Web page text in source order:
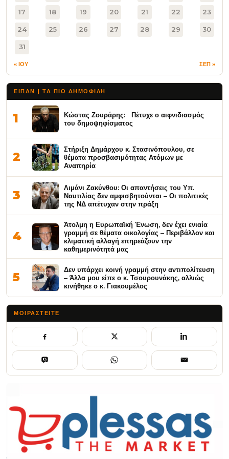
17 18 19 20 21 22 23
24 25 26 27 28 29 30
31
« ΙΟΥ ΣΕΠ »
ΕΙΠΑΝ | ΤΑ ΠΙΟ ΔΗΜΟΦΙΛΉ
1
Κώστας Ζουράρης: Πέτυχε ο αιφνιδιασμός
του δημοψηφίσματος
2
Στήριξη Δημάρχου κ. Στασινόπουλου, σε
θέματα προσβασιμότητας Ατόμων με
Αναπηρία
3
Λιμάνι Ζακύνθου: Οι απαντήσεις του Υπ.
Ναυτιλίας δεν αμφισβητούνται – Οι πολιτικές
της ΝΔ απέτυχαν στην πράξη
4
Άτολμη η Ευρωπαϊκή Ένωση, δεν έχει ενιαία
γραμμή σε θέματα οικολογίας – Περιβάλλον και
κλιματική αλλαγή επηρεάζουν την
καθημερινότητά μας
5
Δεν υπάρχει κοινή γραμμή στην αντιπολίτευση
– Άλλα μου είπε ο κ. Τσουρουνάκης, αλλιώς
κινήθηκε ο κ. Γιακουμέλος
ΜΟΙΡΑΣΤΕΊΤΕ